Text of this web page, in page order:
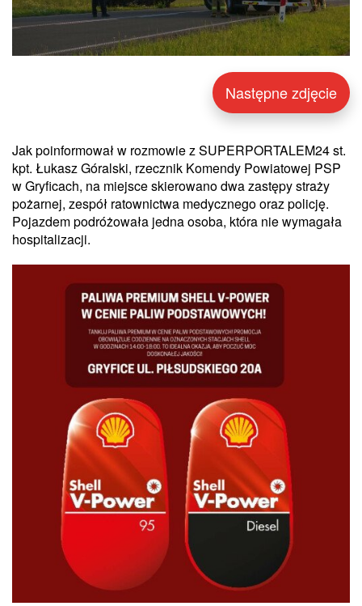
Następne zdjęcie
Jak poinformował w rozmowie z SUPERPORTALEM24 st.
kpt. Łukasz Góralski, rzecznik Komendy Powiatowej PSP
w Gryficach, na miejsce skierowano dwa zastępy straży
pożarnej, zespół ratownictwa medycznego oraz policję.
Pojazdem podróżowała jedna osoba, która nie wymagała
hospitalizacji.